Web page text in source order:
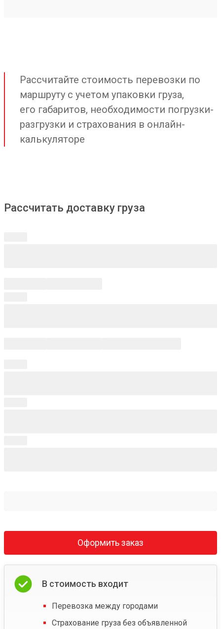
Рассчитайте стоимость перевозки по
маршруту с учетом упаковки груза,
его габаритов, необходимости погрузки-
разгрузки и страхования в онлайн-
калькуляторе
Рассчитать доставку груза
Оформить заказ
В стоимость входит
Перевозка между городами
Страхование груза без объявленной